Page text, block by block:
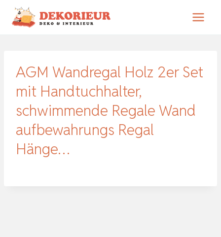
Zum
Inhalt
AGM Wandregal Holz 2er Set
mit Handtuchhalter,
schwimmende Regale Wand
aufbewahrungs Regal
Hänge…